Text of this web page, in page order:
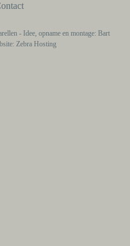
- Idee, opname en montage: Bart
Zebra Hosting